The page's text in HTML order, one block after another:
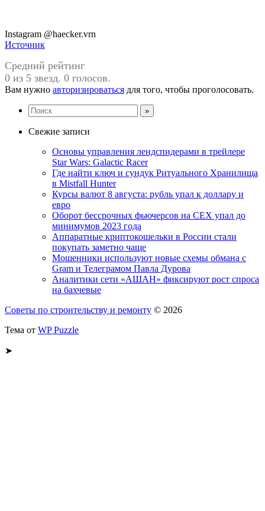
Instagram @haecker.vrn
Источник
Средний рейтинг
0 из 5 звезд. 0 голосов.
Вам нужно авторизироваться для того, чтобы проголосовать.
Свежие записи
Основы управления лендспидерами в трейлере
Star Wars: Galactic Racer
Где найти ключ и сундук Ритуального Хранилища
в Mistfall Hunter
Курсы валют 8 августа: рубль упал к доллару и
евро
Оборот бессрочных фьючерсов на CEX упал до
минимумов 2023 года
Аппаратные криптокошельки в России стали
покупать заметно чаще
Мошенники используют новые схемы обмана с
Gram и Телеграмом Павла Дурова
Аналитики сети «АШАН» фиксируют рост спроса
на бахчевые
Советы по строительству и ремонту © 2026
Тема от WP Puzzle
➤